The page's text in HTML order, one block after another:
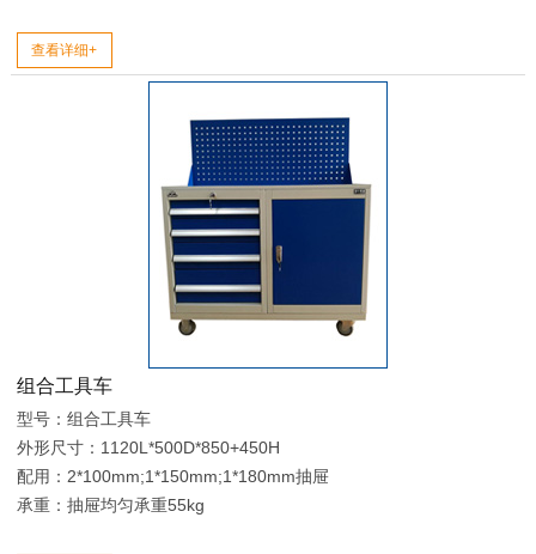
查看详细+
组合工具车
型号：组合工具车
外形尺寸：1120L*500D*850+450H
配用：2*100mm;1*150mm;1*180mm抽屉
承重：抽屉均匀承重55kg